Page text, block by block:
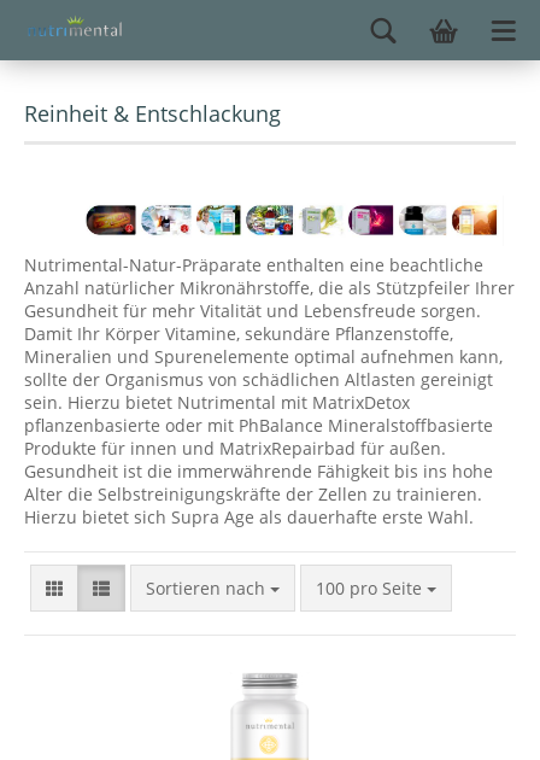
Reinheit & Entschlackung
Nutrimental-Natur-Präparate enthalten eine beachtliche
Anzahl natürlicher Mikronährstoffe, die als Stützpfeiler Ihrer
Gesundheit für mehr Vitalität und Lebensfreude sorgen.
Damit Ihr Körper Vitamine, sekundäre Pflanzenstoffe,
Mineralien und Spurenelemente optimal aufnehmen kann,
sollte der Organismus von schädlichen Altlasten gereinigt
sein. Hierzu bietet Nutrimental mit MatrixDetox
pflanzenbasierte oder mit PhBalance Mineralstoffbasierte
Produkte für innen und MatrixRepairbad für außen.
Gesundheit ist die immerwährende Fähigkeit bis ins hohe
Alter die Selbstreinigungskräfte der Zellen zu trainieren.
Hierzu bietet sich Supra Age als dauerhafte erste Wahl.
Sortieren nach 100 pro Seite